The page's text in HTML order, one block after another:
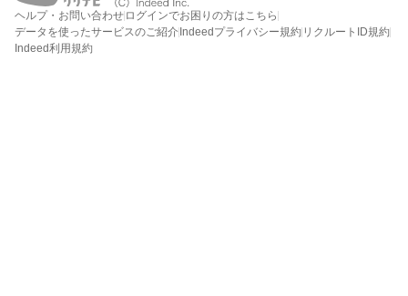
ヘルプ・お問い合わせ ログインでお困りの方はこちら
データを使ったサービスのご紹介 Indeedプライバシー規約 リクルートID規約
Indeed利用規約